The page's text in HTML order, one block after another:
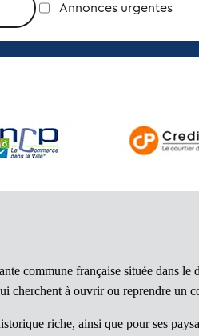
Annonces urgentes
commune française située dans
cherchent à ouvrir ou reprendre un
riche, ainsi que pour ses